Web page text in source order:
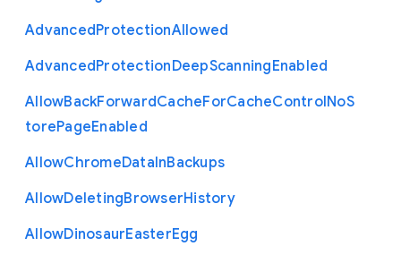
AdvancedProtectionAllowed
AdvancedProtectionDeepScanningEnabled
AllowBackForwardCacheForCacheControlNoS
torePageEnabled
AllowChromeDataInBackups
AllowDeletingBrowserHistory
AllowDinosaurEasterEgg